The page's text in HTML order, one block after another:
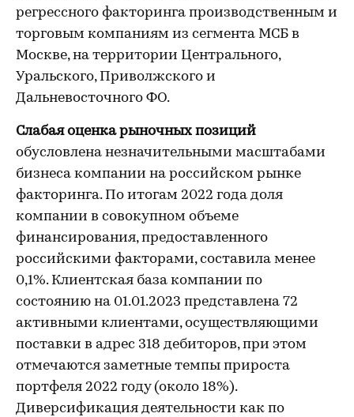
регрессного факторинга производственным и
торговым компаниям из сегмента МСБ в
Москве, на территории Центрального,
Уральского, Приволжского и
Дальневосточного ФО.
Слабая оценка рыночных позиций
обусловлена незначительными масштабами
бизнеса компании на российском рынке
факторинга. По итогам 2022 года доля
компании в совокупном объеме
финансирования, предоставленного
российскими факторами, составила менее
0,1%. Клиентская база компании по
состоянию на 01.01.2023 представлена 72
активными клиентами, осуществляющими
поставки в адрес 318 дебиторов, при этом
отмечаются заметные темпы прироста
портфеля 2022 году (около 18%).
Диверсификация деятельности как по